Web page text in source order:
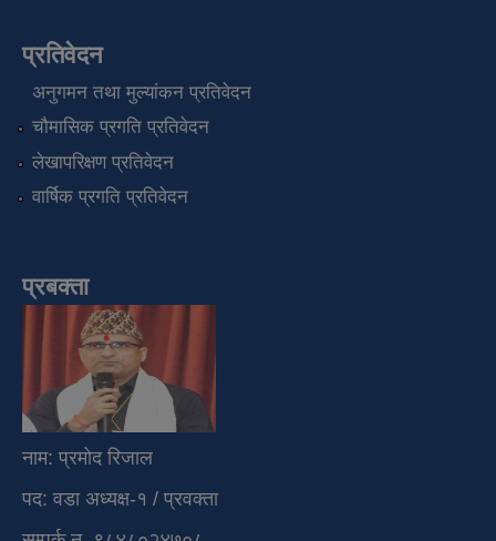
प्रतिवेदन
अनुगमन तथा मुल्यांकन प्रतिवेदन
चौमासिक प्रगति प्रतिवेदन
लेखापरिक्षण प्रतिवेदन
वार्षिक प्रगति प्रतिवेदन
प्रबक्ता
नाम: प्रमोद रिजाल
पद: वडा अध्यक्ष-१ / प्रवक्ता